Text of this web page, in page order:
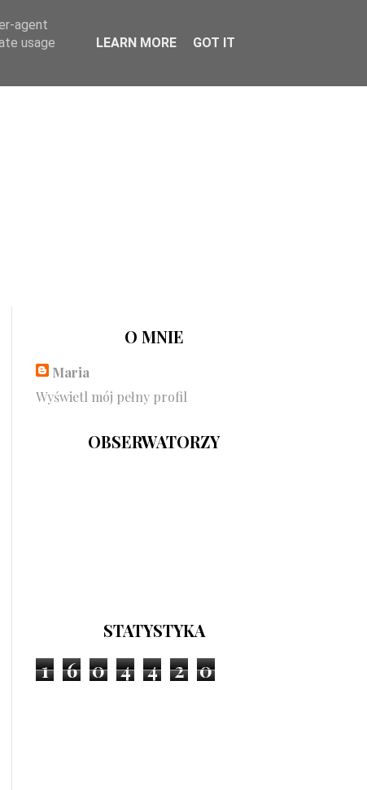
O MNIE
Maria
Wyświetl mój pełny profil
OBSERWATORZY
STATYSTYKA
1 6 0 4 4 2 0
agent
usage
LEARN MORE GOT IT